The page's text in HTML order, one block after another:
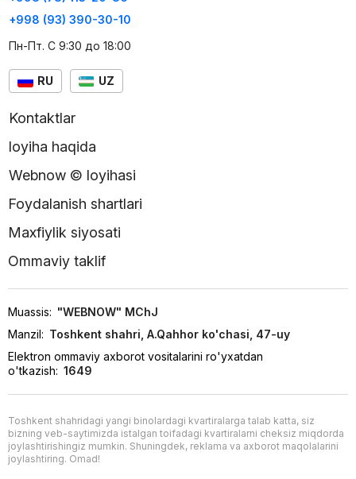
+998 (93) 390-30-10
Пн-Пт. С 9:30 до 18:00
RU UZ
Kontaktlar
loyiha haqida
Webnow © loyihasi
Foydalanish shartlari
Maxfiylik siyosati
Ommaviy taklif
Muassis: "WEBNOW" MChJ
Manzil: Toshkent shahri, A.Qahhor ko'chasi, 47-uy
Elektron ommaviy axborot vositalarini ro'yxatdan
o'tkazish: 1649
Toshkent shahridagi yangi binolardagi kvartiralarga talab katta, siz
bizning veb-saytimizda istalgan toifadagi kvartiralarni cheksiz miqdorda
joylashtirishingiz mumkin. Shuningdek, reklama va axborot maqolalarini
joylashtiring. Omad!